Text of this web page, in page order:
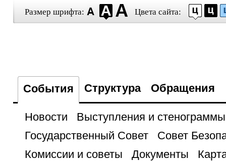
Размер шрифта: Цвета сайта:
События Структура Обращения
Новости
Выступления и стенограммы
Государственный Совет
Совет
Комиссии и советы
Документы